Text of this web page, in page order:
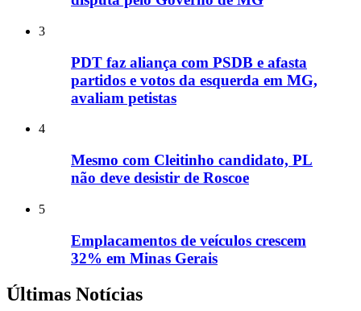
3
PDT faz aliança com PSDB e afasta
partidos e votos da esquerda em MG,
avaliam petistas
4
Mesmo com Cleitinho candidato, PL
não deve desistir de Roscoe
5
Emplacamentos de veículos crescem
32% em Minas Gerais
Últimas Notícias